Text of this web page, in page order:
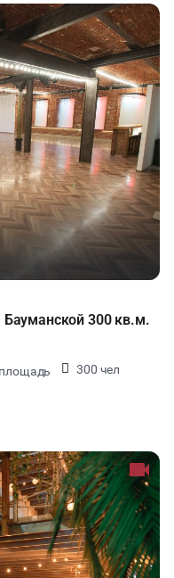
НЕ АКТИВЕН
момент, это бесплатно
после того, как
сегодня
300 кв.м.
площадь
300 чел